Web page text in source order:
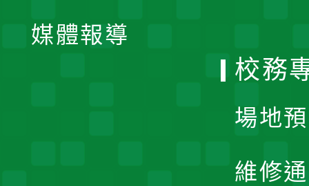
媒體報導
校務
場地
維修